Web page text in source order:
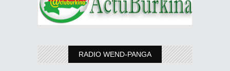
RADIO WEND-PANGA